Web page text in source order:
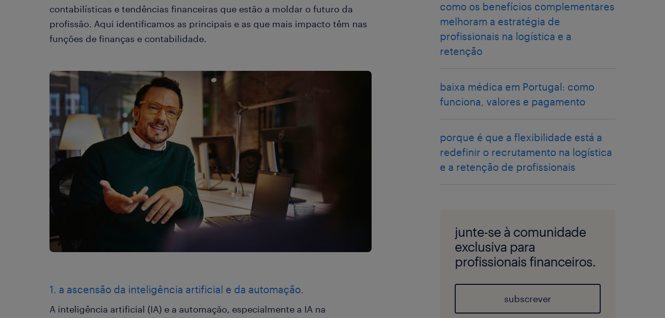
contabilísticas e tendências financeiras que estão a moldar o futuro da
profissão. Aqui identificamos as principais e as que mais impacto têm nas
funções de finanças e contabilidade.
1. a ascensão da inteligência artificial e da automação.
A inteligência artificial (IA) e a automação, especialmente a IA na
como os benefícios complementares
melhoram a estratégia de
profissionais na logística e a
retenção
baixa médica em Portugal: como
funciona, valores e pagamento
porque é que a flexibilidade está a
redefinir o recrutamento na logística
e a retenção de profissionais
junte-se à comunidade
exclusiva para
profissionais financeiros.
subscrever